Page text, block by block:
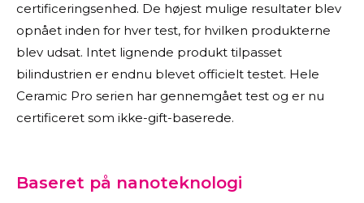
certificeringsenhed. De højest mulige resultater blev
opnået inden for hver test, for hvilken produkterne
blev udsat. Intet lignende produkt tilpasset
bilindustrien er endnu blevet officielt testet. Hele
Ceramic Pro serien har gennemgået test og er nu
certificeret som ikke-gift-baserede.
Baseret på nanoteknologi